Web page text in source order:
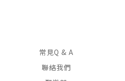
常見Q & A
聯絡我們